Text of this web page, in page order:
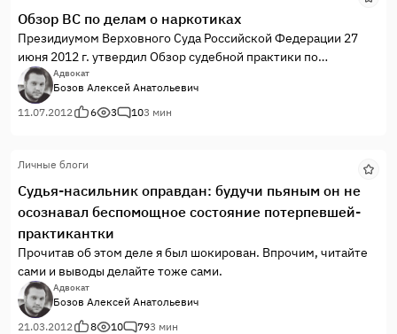
Обзор ВС по делам о наркотиках
Президиумом Верховного Суда Российской Федерации 27
июня 2012 г. утвердил Обзор судебной практики по
уголовным делам о преступлениях, связанных с незаконным
оборотом наркотических средств, психотропных,
сильнодействующих и ядовитых веществ.
Адвокат
Бозов Алексей Анатольевич
11.07.2012
6 3 103 мин
Личные блоги
Судья-насильник оправдан: будучи пьяным он не
осознавал беспомощное состояние потерпевшей-
практикантки
Прочитав об этом деле я был шокирован. Впрочим, читайте
сами и выводы делайте тоже сами.
Адвокат
Бозов Алексей Анатольевич
21.03.2012
8 10 793 мин